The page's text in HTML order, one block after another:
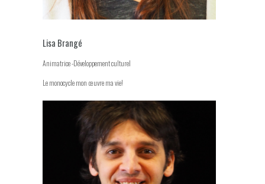
Lisa Brangé
Animatrice -Développement culturel
Le monocycle mon œuvre ma vie!